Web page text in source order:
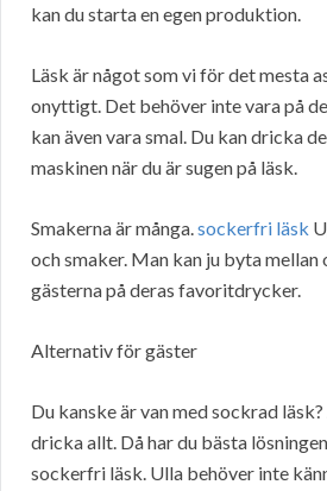
kan du starta en egen produktion.
Läsk är något som vi för det mesta
onyttigt. Det behöver inte vara på
kan även vara smal. Du kan dricka
maskinen när du är sugen på läsk.
Smakerna är många.sockerfri läsk
och smaker. Man kan ju byta mellan
gästerna på deras favoritdrycker.
Alternativ för gäster
Du kanske är van med sockrad
dricka allt. Då har du bästa
sockerfri läsk. Ulla behöver inte